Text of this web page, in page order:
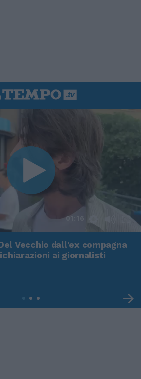
01:16
Vecchio dall'ex compagna
ai giornalisti